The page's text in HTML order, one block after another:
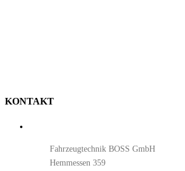
KONTAKT
Fahrzeugtechnik BOSS GmbH
Hemmessen 359